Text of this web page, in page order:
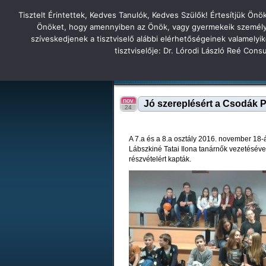
Főoldal Hírek Tudás Állandóság
Jó szereplésért a Csodák
nov
24
A 7.a és a 8.a osztály 2016. november
Lábszkiné Tatai Ilona tanárnők
részvételért kapták.
Tatabányai Árpád Gimnázium 2
Tisztelt Érintettek, Kedves Tanulók, Kedves Szülők! Értesítjük
Önöket, hogy amennyiben az Önök, vagy gyermekeik
szíveskedjenek a tisztviselő alábbi elérhetőségeinek
tisztviselője: Dr. Lórodi László Reé